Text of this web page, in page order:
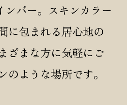
ンバー。スキンカラー
に包まれる居心地の
ざまな方に気軽にご
のような場所です。